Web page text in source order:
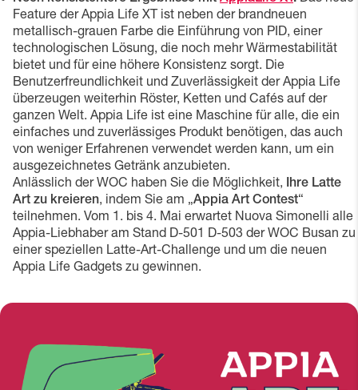
Feature der Appia Life XT ist neben der brandneuen
metallisch-grauen Farbe die Einführung von PID, einer
technologischen Lösung, die noch mehr Wärmestabilität
bietet und für eine höhere Konsistenz sorgt. Die
Benutzerfreundlichkeit und Zuverlässigkeit der Appia Life
überzeugen weiterhin Röster, Ketten und Cafés auf der
ganzen Welt. Appia Life ist eine Maschine für alle, die ein
einfaches und zuverlässiges Produkt benötigen, das auch
von weniger Erfahrenen verwendet werden kann, um ein
ausgezeichnetes Getränk anzubieten.
Anlässlich der WOC haben Sie die Möglichkeit, Ihre Latte
Art zu kreieren, indem Sie am „Appia Art Contest“
teilnehmen. Vom 1. bis 4. Mai erwartet Nuova Simonelli alle
Appia-Liebhaber am Stand D-501 D-503 der WOC Busan zu
einer speziellen Latte-Art-Challenge und um die neuen
Appia Life Gadgets zu gewinnen.